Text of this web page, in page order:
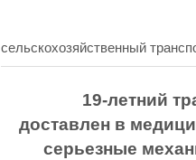
сельскохозяйственный
19-летний
доставлен в
серьезные